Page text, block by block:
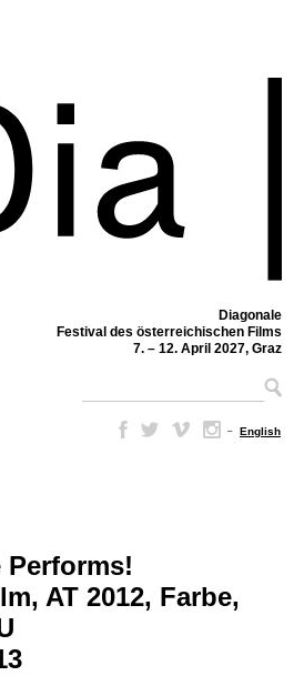
Diagonale
Festival des österreichischen Films
7. – 12. April 2027, Graz
– English
Performs!
AT 2012, Farbe,